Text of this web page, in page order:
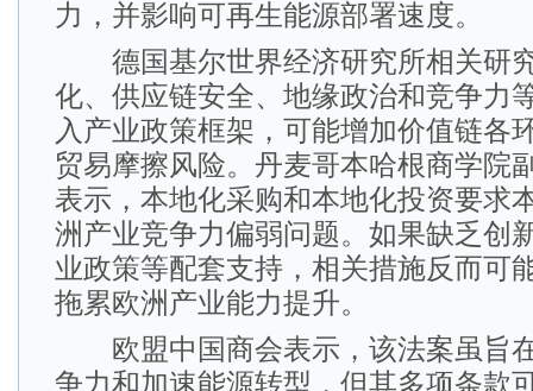
力，并影响可再生能源部署速度。
德国基尔世界经济研究所相关研
化、供应链安全、地缘政治和竞争力
入产业政策框架，可能增加价值链各
贸易摩擦风险。丹麦哥本哈根商学院
表示，本地化采购和本地化投资要求
洲产业竞争力偏弱问题。如果缺乏创
业政策等配套支持，相关措施反而可
拖累欧洲产业能力提升。
欧盟中国商会表示，该法案虽旨
争力和加速能源转型，但其多项条款